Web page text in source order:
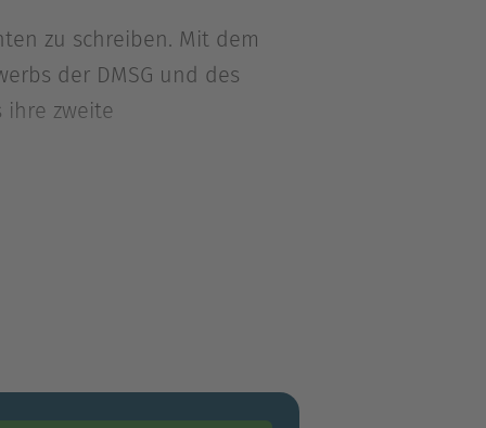
zu schreiben. Mit dem
der DMSG und des
ihre zweite